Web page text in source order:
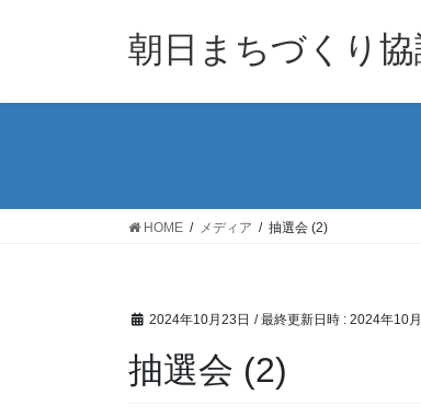
朝日まちづくり
HOME メディア 抽選会 (2)
2024年10月23日 / 最終更新日時 : 2024年10
抽選会 (2)